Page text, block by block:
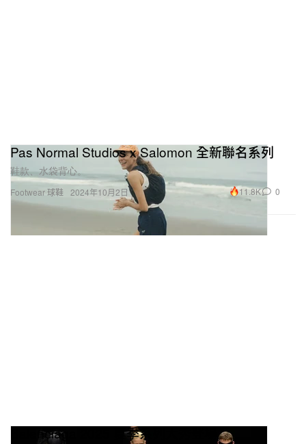
Footwear 球鞋
Pas Normal Studios x Salomon 全新聯名系列
鞋款、水袋背心。
2024年10月2日 11.8K 0
Balenciaga 2025 夏季系列大秀登場